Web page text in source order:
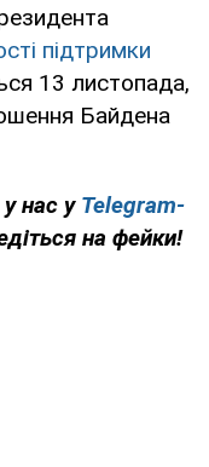
підтримки
13 листопада,
Байдена
у нас у Telegram-
на фейки!